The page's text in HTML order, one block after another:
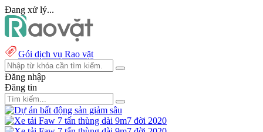
Đang xử lý...
Gói dịch vụ Rao vặt
Đăng nhập
Đăng tin